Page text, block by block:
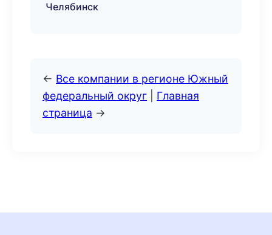
Челябинск
← Все компании в регионе Южный
федеральный округ
Главная
страница →